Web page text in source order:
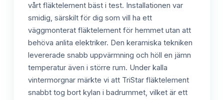
vårt fläktelement bäst i test. Installationen var
smidig, särskilt för dig som vill ha ett
väggmonterat fläktelement för hemmet utan att
behöva anlita elektriker. Den keramiska tekniken
levererade snabb uppvärmning och höll en jämn
temperatur även i större rum. Under kalla
vintermorgnar märkte vi att TriStar fläktelement
snabbt tog bort kylan i badrummet, vilket är ett